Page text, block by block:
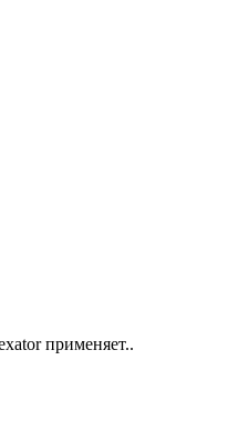
применяет..